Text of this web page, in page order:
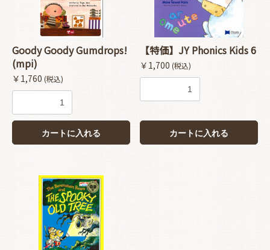
Goody Goody Gumdrops!
(mpi)
￥1,760 (税込)
カートに入れる
【特価】JY Phonics Kids 6
￥1,700 (税込)
カートに入れる